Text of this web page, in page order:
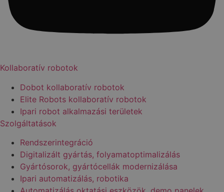
Kollaboratív robotok
Dobot kollaboratív robotok
Elite Robots kollaboratív robotok
Ipari robot alkalmazási területek
Szolgáltatások
Rendszerintegráció
Digitalizált gyártás, folyamatoptimalizálás​
Gyártósorok, gyártócellák modernizálása​
Ipari automatizálás, robotika​